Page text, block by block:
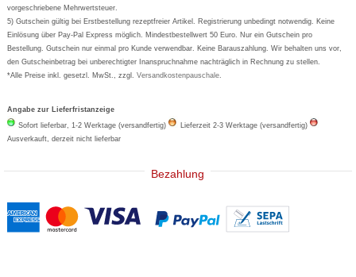
Eucerin
Basica
vorgeschriebene Mehrwertsteuer.
5) Gutschein gültig bei Erstbestellung rezeptfreier Artikel. Registrierung unbedingt notwendig. Keine
Einlösung über Pay-Pal Express möglich. Mindestbestellwert 50 Euro. Nur ein Gutschein pro
Bestellung. Gutschein nur einmal pro Kunde verwendbar. Keine Barauszahlung. Wir behalten uns vor,
den Gutscheinbetrag bei unberechtigter Inanspruchnahme nachträglich in Rechnung zu stellen.
*Alle Preise inkl. gesetzl. MwSt., zzgl.Versandkostenpauschale.
Angabe zur Lieferfristanzeige
Sofort lieferbar, 1-2 Werktage (versandfertig)
Lieferzeit 2-3 Werktage (versandfertig)
Ausverkauft, derzeit nicht lieferbar
Bezahlung